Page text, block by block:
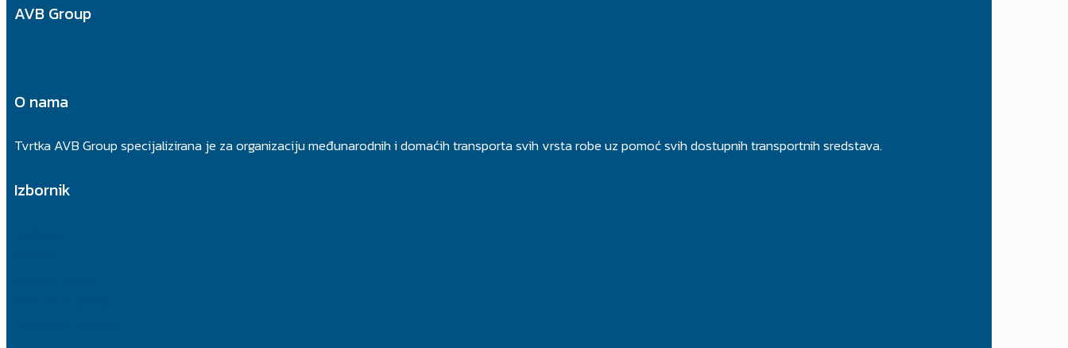
AVB Group
O nama
Tvrtka AVB Group specijalizirana je za organizaciju međunarodnih i domaćih transporta svih vrsta robe uz pomoć svih dostupnih transportnih sredstava.
Izbornik